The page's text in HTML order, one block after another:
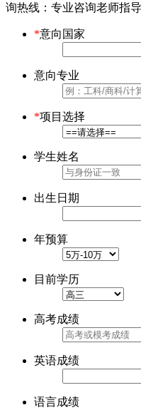
询热线 ：专业咨询老师指
*意向国家
意向专业
*项目选择
学生姓名
出生日期
年预算
目前学历
高考成绩
英语成绩
语言成绩